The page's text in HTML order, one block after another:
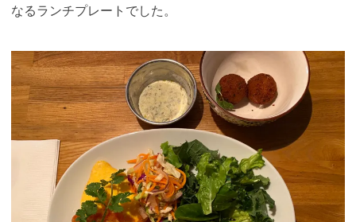
なるランチプレートでした。